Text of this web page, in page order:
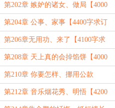
阅】
第202章 嫉妒的诸女、做局【4000
字求订阅】
第204章 公事、家事【4400字求订
阅】
第206章无用功、来了【4100字求
订阅】
第208章 天上真的会掉馅饼【4000
字求订阅】
第210章 你要怎样、挪用公款
【4100字求订阅】
第212章 音乐烟花秀、明悟【4200